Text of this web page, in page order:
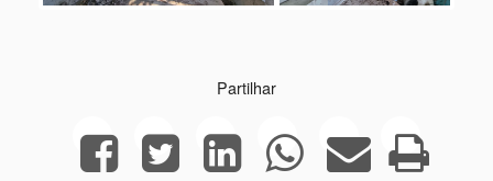
Next
Partilhar